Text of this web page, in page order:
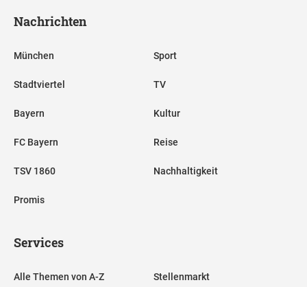
Nachrichten
München
Stadtviertel
Bayern
FC Bayern
TSV 1860
Promis
Sport
TV
Kultur
Reise
Nachhaltigkeit
Services
Alle Themen von A-Z Stellenmarkt